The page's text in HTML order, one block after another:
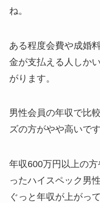
ね。
ある程度会費や成婚
金が支払える人しか
がります。
男性会員の年収で比
ズの方がやや高いです
年収600万円以上の
ったハイスペック男
ぐっと年収が上がっ